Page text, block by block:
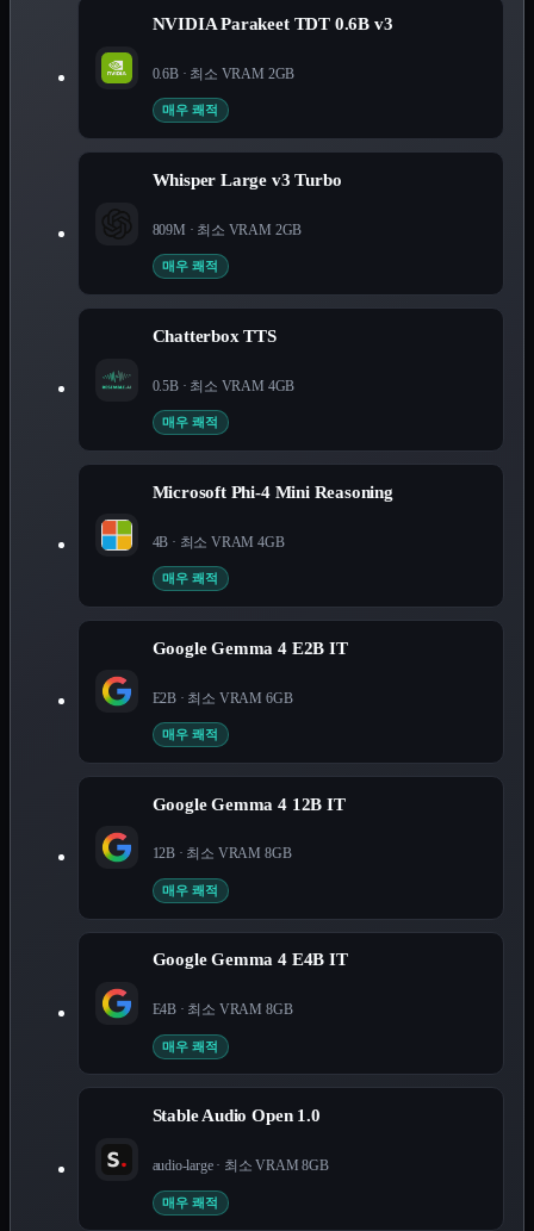
NVIDIA Parakeet TDT 0.6B v3
0.6B· 최소 VRAM 2GB
매우 쾌적
Whisper Large v3 Turbo
809M · 최소 VRAM 2GB
매우 쾌적
Chatterbox TTS
0.5B· 최소 VRAM 4GB
매우 쾌적
Microsoft Phi-4 Mini Reasoning
4B · 최소 VRAM4GB
매우 쾌적
Google Gemma 4 E2B IT
E2B · 최소 VRAM 6GB
매우 쾌적
Google Gemma 4 12B IT
12B · 최소 VRAM 8GB
매우 쾌적
Google Gemma 4 E4B IT
E4B · 최소 VRAM 8GB
매우 쾌적
Stable Audio Open 1.0
audio-large· 최소 VRAM8GB
매우 쾌적